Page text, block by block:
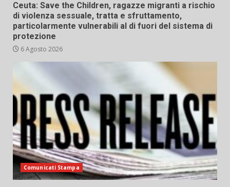
Ceuta: Save the Children, ragazze migranti a rischio
di violenza sessuale, tratta e sfruttamento,
particolarmente vulnerabili al di fuori del sistema di
protezione
6 Agosto 2026
Comunicati Stampa